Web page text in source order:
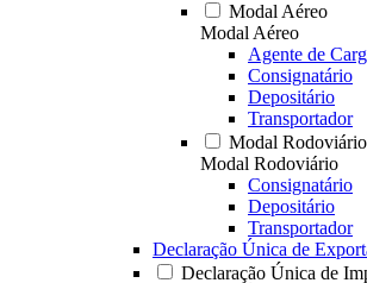
Modal Aéreo
Modal Aéreo
Agente de
Consignatário
Depositário
Transportador
Modal Rodoviário
Modal Rodoviário
Consignatário
Depositário
Transportador
Declaração Única de
Declaração Única de